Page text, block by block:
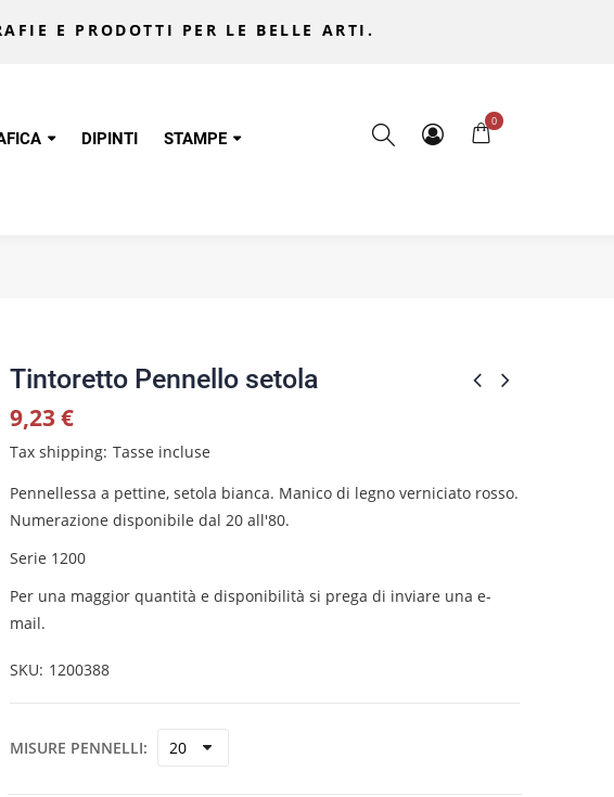
E PRODOTTI PER LE BELLE ARTI.
DIPINTI STAMPE
0
Tintoretto Pennello setola
9,23 €
Tax shipping Tasse incluse
Pennellessa a pettine, setola bianca. Manico di legno verniciato rosso.
Numerazione disponibile dal 20 all'80.
Serie 1200
Per una maggior quantità e disponibilità si prega di inviare una e-
mail.
SKU 1200388
MISURE PENNELLI